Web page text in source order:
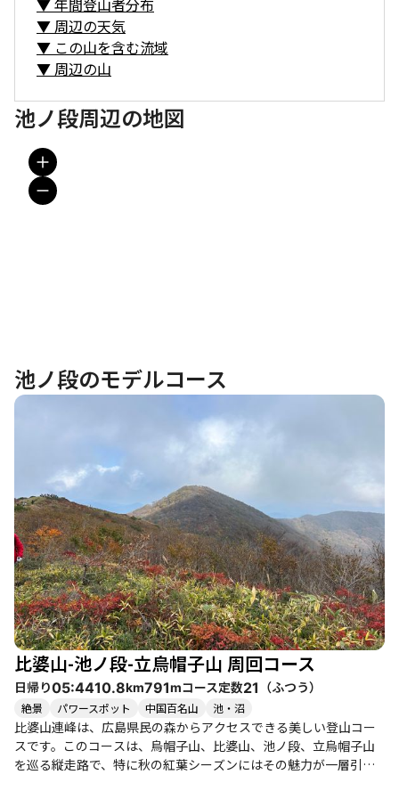
▼年間登山者分布
▼ 周辺の天気
▼ この山を含む流域
▼ 周辺の山
池ノ段周辺の地図
池ノ段のモデルコース
比婆山-池ノ段-立烏帽子山 周回コース
日帰り05:4410.8km791mコース定数21 （ふつう）
絶景 パワースポット 中国百名山 池・沼
比婆山連峰は、広島県民の森からアクセスできる美しい登山コー
スです。このコースは、烏帽子山、比婆山、池ノ段、立烏帽子山
を巡る縦走路で、特に秋の紅葉シーズンにはその魅力が一層引き